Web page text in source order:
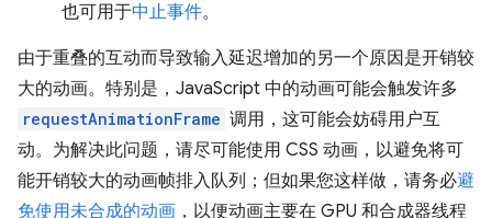
也可用于中止事件。
由于重叠的互动而导致输入延迟增加的另一个原因是开销较
大的动画。特别是，JavaScript 中的动画可能会触发许多
requestAnimationFrame 调用，这可能会妨碍用户互
动。为解决此问题，请尽可能使用 CSS 动画，以避免将可
能开销较大的动画帧排入队列；但如果您这样做，请务必避
免使用未合成的动画 ，以便动画主要在 GPU 和合成器线程